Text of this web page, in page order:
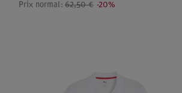
Prix normal: 62,50 € -20%